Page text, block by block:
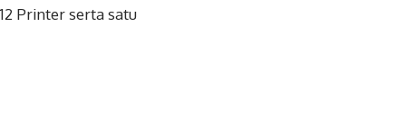
Printer serta satu